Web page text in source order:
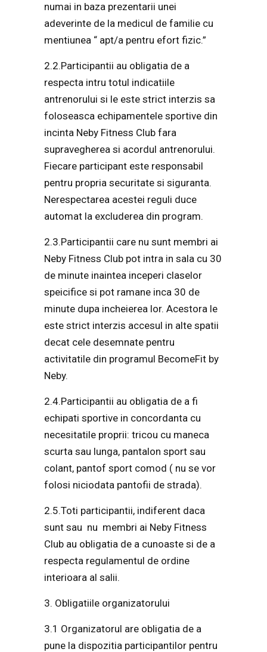
numai in baza prezentarii unei
adeverinte de la medicul de familie cu
mentiunea “ apt/a pentru efort fizic.”
2.2.Participantii au obligatia de a
respecta intru totul indicatiile
antrenorului si le este strict interzis sa
foloseasca echipamentele sportive din
incinta Neby Fitness Club fara
supravegherea si acordul antrenorului.
Fiecare participant este responsabil
pentru propria securitate si siguranta.
Nerespectarea acestei reguli duce
automat la excluderea din program.
2.3.Participantii care nu sunt membri ai
Neby Fitness Club pot intra in sala cu 30
de minute inaintea inceperi claselor
speicifice si pot ramane inca 30 de
minute dupa incheierea lor. Acestora le
este strict interzis accesul in alte spatii
decat cele desemnate pentru
activitatile din programul BecomeFit by
Neby.
2.4.Participantii au obligatia de a fi
echipati sportive in concordanta cu
necesitatile proprii: tricou cu maneca
scurta sau lunga, pantalon sport sau
colant, pantof sport comod ( nu se vor
folosi niciodata pantofii de strada).
2.5.Toti participantii, indiferent daca
sunt sau nu membri ai Neby Fitness
Club au obligatia de a cunoaste si de a
respecta regulamentul de ordine
interioara al salii.
3. Obligatiile organizatorului
3.1 Organizatorul are obligatia de a
pune la dispozitia participantilor pentru